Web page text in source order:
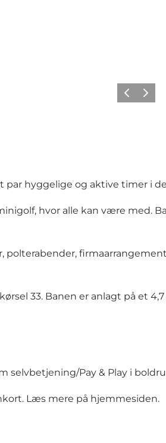
ForrigeNæste
par hyggelige og aktive timer i
hvor alle kan være med.
33. Banen er anlagt på et
selvbetjening/Pay & Play i
Læs mere på hjemmesiden.